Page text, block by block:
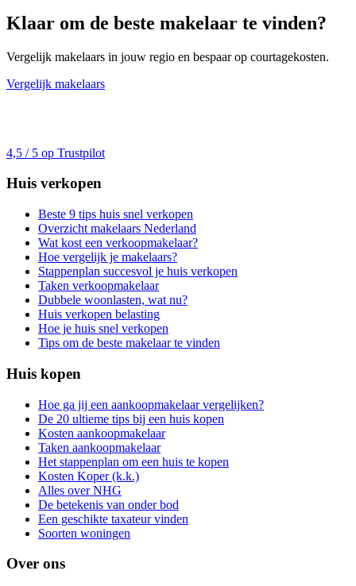
Klaar om de beste makelaar te vinden?
Vergelijk makelaars in jouw regio en bespaar op courtagekosten.
Vergelijk makelaars
4,5 / 5 op Trustpilot
Huis verkopen
Beste 9 tips huis snel verkopen
Overzicht makelaars Nederland
Wat kost een verkoopmakelaar?
Hoe vergelijk je makelaars?
Stappenplan succesvol je huis verkopen
Taken verkoopmakelaar
Dubbele woonlasten, wat nu?
Huis verkopen belasting
Hoe je huis snel verkopen
Tips om de beste makelaar te vinden
Huis kopen
Hoe ga jij een aankoopmakelaar vergelijken?
De 20 ultieme tips bij een huis kopen
Kosten aankoopmakelaar
Taken aankoopmakelaar
Het stappenplan om een huis te kopen
Kosten Koper (k.k.)
Alles over NHG
De betekenis van onder bod
Een geschikte taxateur vinden
Soorten woningen
Over ons